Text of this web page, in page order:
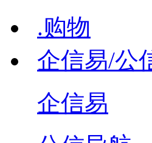
.购物
企信易/公
企信易